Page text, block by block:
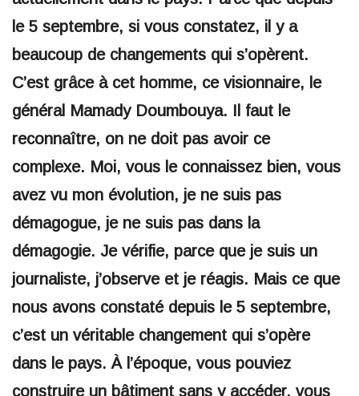
le 5 septembre, si vous constatez, il y a
beaucoup de changements qui s’opèrent.
C’est grâce à cet homme, ce visionnaire, le
général Mamady Doumbouya. Il faut le
reconnaître, on ne doit pas avoir ce
complexe. Moi, vous le connaissez bien, vous
avez vu mon évolution, je ne suis pas
démagogue, je ne suis pas dans la
démagogie. Je vérifie, parce que je suis un
journaliste, j’observe et je réagis. Mais ce que
nous avons constaté depuis le 5 septembre,
c’est un véritable changement qui s’opère
dans le pays. À l’époque, vous pouviez
construire un bâtiment sans y accéder, vous